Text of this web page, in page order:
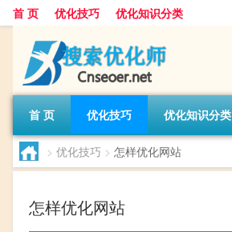
首 页 优化技巧 优化知识分类
首 页 优化技巧 优化知识分类
> 优化技巧 > 怎样优化网站
怎样优化网站